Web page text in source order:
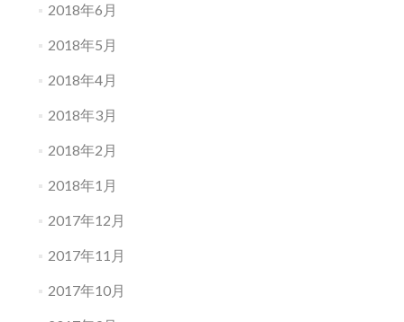
2018年6月
2018年5月
2018年4月
2018年3月
2018年2月
2018年1月
2017年12月
2017年11月
2017年10月